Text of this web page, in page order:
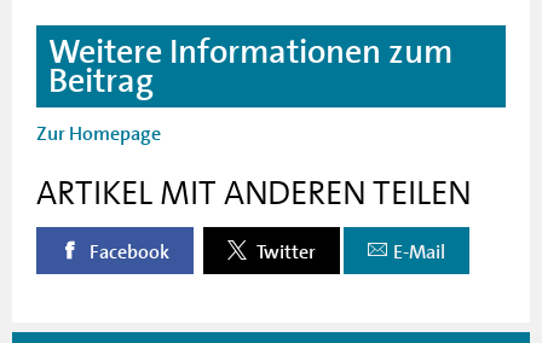
Weitere Informationen zum
Beitrag
Zur Homepage
ARTIKEL MIT ANDEREN TEILEN
Facebook Twitter E-Mail